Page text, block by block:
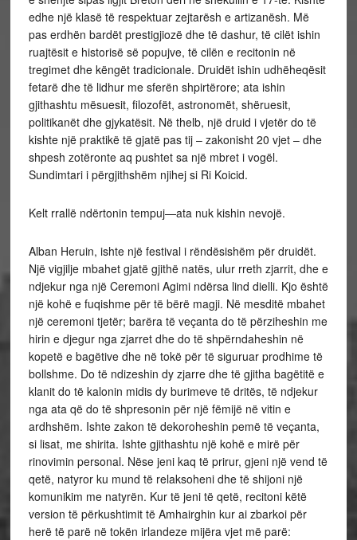
edhe një klasë të respektuar zejtarësh e artizanësh. Më
pas erdhën bardët prestigjiozë dhe të dashur, të cilët ishin
ruajtësit e historisë së popujve, të cilën e recitonin në
tregimet dhe këngët tradicionale. Druidët ishin udhëheqësit
fetarë dhe të lidhur me sferën shpirtërore; ata ishin
gjithashtu mësuesit, filozofët, astronomët, shëruesit,
politikanët dhe gjykatësit. Në thelb, një druid i vjetër do të
kishte një praktikë të gjatë pas tij – zakonisht 20 vjet – dhe
shpesh zotëronte aq pushtet sa një mbret i vogël.
Sundimtari i përgjithshëm njihej si Ri Koicid.
Kelt rrallë ndërtonin tempuj—ata nuk kishin nevojë.
Alban Heruin, ishte një festival i rëndësishëm për druidët.
Një vigjilje mbahet gjatë gjithë natës, ulur rreth zjarrit, dhe e
ndjekur nga një Ceremoni Agimi ndërsa lind dielli. Kjo është
një kohë e fuqishme për të bërë magji. Në mesditë mbahet
një ceremoni tjetër; barëra të veçanta do të përziheshin me
hirin e djegur nga zjarret dhe do të shpërndaheshin në
kopetë e bagëtive dhe në tokë për të siguruar prodhime të
bollshme. Do të ndizeshin dy zjarre dhe të gjitha bagëtitë e
klanit do të kalonin midis dy burimeve të dritës, të ndjekur
nga ata që do të shpresonin për një fëmijë në vitin e
ardhshëm. Ishte zakon të dekoroheshin pemë të veçanta,
si lisat, me shirita. Ishte gjithashtu një kohë e mirë për
rinovimin personal. Nëse jeni kaq të prirur, gjeni një vend të
qetë, natyror ku mund të relaksoheni dhe të shijoni një
komunikim me natyrën. Kur të jeni të qetë, recitoni këtë
version të përkushtimit të Amhairghin kur ai zbarkoi për
herë të parë në tokën irlandeze mijëra vjet më parë: